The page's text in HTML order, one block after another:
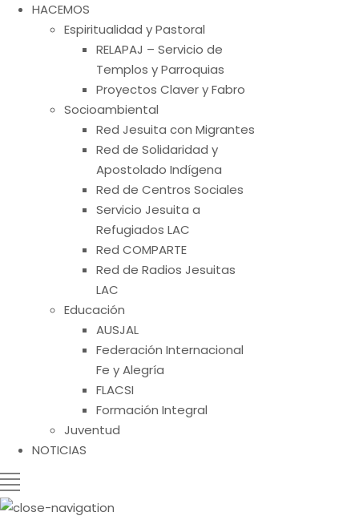
HACEMOS
Espiritualidad y Pastoral
RELAPAJ – Servicio de
Templos y Parroquias
Proyectos Claver y Fabro
Socioambiental
Red Jesuita con Migrantes
Red de Solidaridad y
Apostolado Indígena
Red de Centros Sociales
Servicio Jesuita a
Refugiados LAC
Red COMPARTE
Red de Radios Jesuitas
LAC
Educación
AUSJAL
Federación Internacional
Fe y Alegría
FLACSI
Formación Integral
Juventud
NOTICIAS